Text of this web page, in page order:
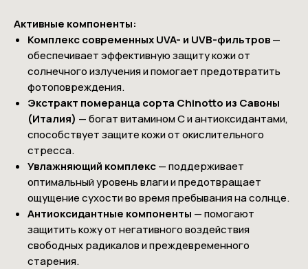
Активные компоненты:
Комплекс современных UVA- и UVB-фильтров—
обеспечивает эффективную защиту кожи от
солнечного излучения и помогает предотвратить
фотоповреждения.
Экстракт померанца сорта Chinotto из Савоны
(Италия) — богат витамином С и антиоксидантами,
способствует защите кожи от окислительного
стресса.
Увлажняющий комплекс— поддерживает
оптимальный уровень влаги и предотвращает
ощущение сухости во время пребывания на солнце.
Антиоксидантные компоненты — помогают
защитить кожу от негативного воздействия
свободных радикалов и преждевременного
старения.